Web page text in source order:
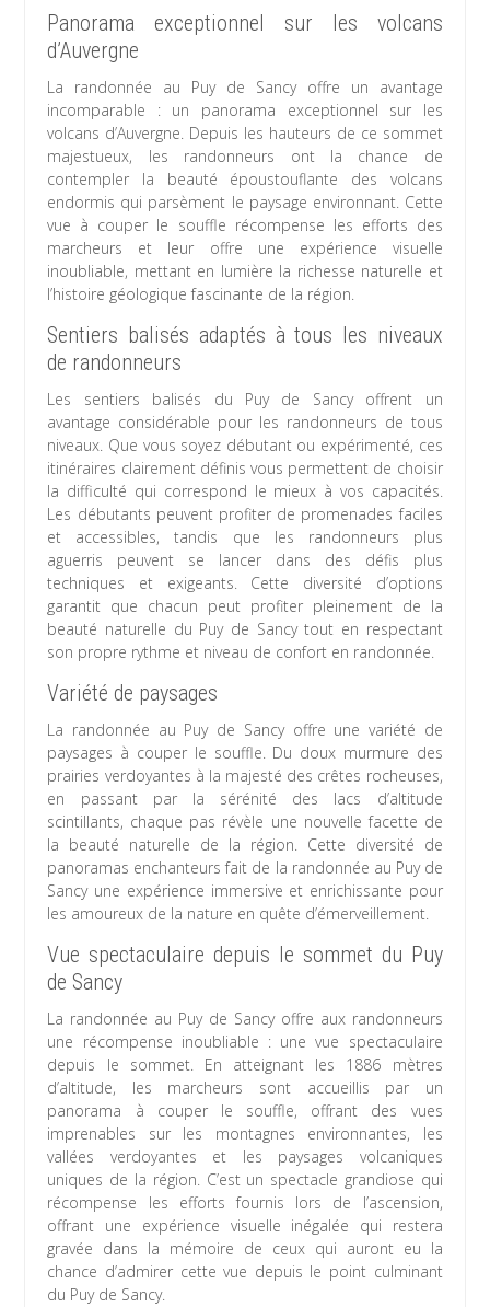
Panorama exceptionnel sur les volcans
d’Auvergne
La randonnée au Puy de Sancy offre un avantage
incomparable : un panorama exceptionnel sur les
volcans d’Auvergne. Depuis les hauteurs de ce sommet
majestueux, les randonneurs ont la chance de
contempler la beauté époustouflante des volcans
endormis qui parsèment le paysage environnant. Cette
vue à couper le souffle récompense les efforts des
marcheurs et leur offre une expérience visuelle
inoubliable, mettant en lumière la richesse naturelle et
l’histoire géologique fascinante de la région.
Sentiers balisés adaptés à tous les niveaux
de randonneurs
Les sentiers balisés du Puy de Sancy offrent un
avantage considérable pour les randonneurs de tous
niveaux. Que vous soyez débutant ou expérimenté, ces
itinéraires clairement définis vous permettent de choisir
la difficulté qui correspond le mieux à vos capacités.
Les débutants peuvent profiter de promenades faciles
et accessibles, tandis que les randonneurs plus
aguerris peuvent se lancer dans des défis plus
techniques et exigeants. Cette diversité d’options
garantit que chacun peut profiter pleinement de la
beauté naturelle du Puy de Sancy tout en respectant
son propre rythme et niveau de confort en randonnée.
Variété de paysages
La randonnée au Puy de Sancy offre une variété de
paysages à couper le souffle. Du doux murmure des
prairies verdoyantes à la majesté des crêtes rocheuses,
en passant par la sérénité des lacs d’altitude
scintillants, chaque pas révèle une nouvelle facette de
la beauté naturelle de la région. Cette diversité de
panoramas enchanteurs fait de la randonnée au Puy de
Sancy une expérience immersive et enrichissante pour
les amoureux de la nature en quête d’émerveillement.
Vue spectaculaire depuis le sommet du Puy
de Sancy
La randonnée au Puy de Sancy offre aux randonneurs
une récompense inoubliable : une vue spectaculaire
depuis le sommet. En atteignant les 1886 mètres
d’altitude, les marcheurs sont accueillis par un
panorama à couper le souffle, offrant des vues
imprenables sur les montagnes environnantes, les
vallées verdoyantes et les paysages volcaniques
uniques de la région. C’est un spectacle grandiose qui
récompense les efforts fournis lors de l’ascension,
offrant une expérience visuelle inégalée qui restera
gravée dans la mémoire de ceux qui auront eu la
chance d’admirer cette vue depuis le point culminant
du Puy de Sancy.